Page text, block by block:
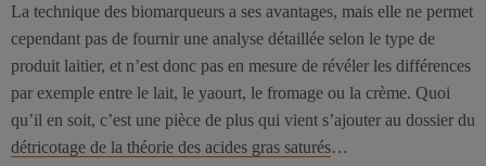
La technique des biomarqueurs a ses avantages, mais elle ne permet
cependant pas de fournir une analyse détaillée selon le type de
produit laitier, et n’est donc pas en mesure de révéler les différences
par exemple entre le lait, le yaourt, le fromage ou la crème. Quoi
qu’il en soit, c’est une pièce de plus qui vient s’ajouter au dossier du
détricotage de la théorie des acides gras saturés…